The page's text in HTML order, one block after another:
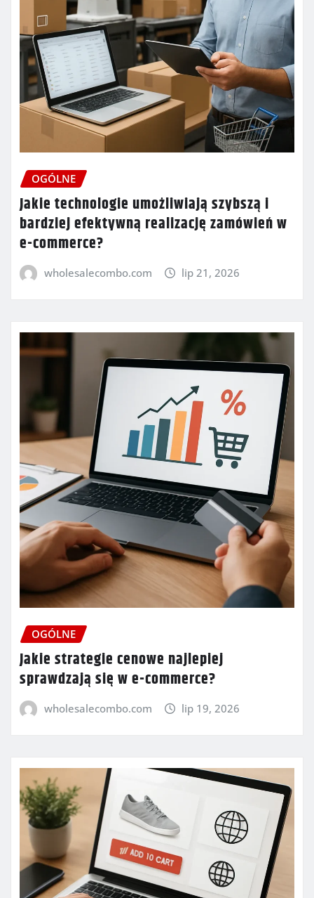
OGÓLNE
Jakie technologie umożliwiają szybszą i
bardziej efektywną realizację zamówień w
e-commerce?
wholesalecombo.com lip 21, 2026
OGÓLNE
Jakie strategie cenowe najlepiej
sprawdzają się w e-commerce?
wholesalecombo.com lip 19, 2026